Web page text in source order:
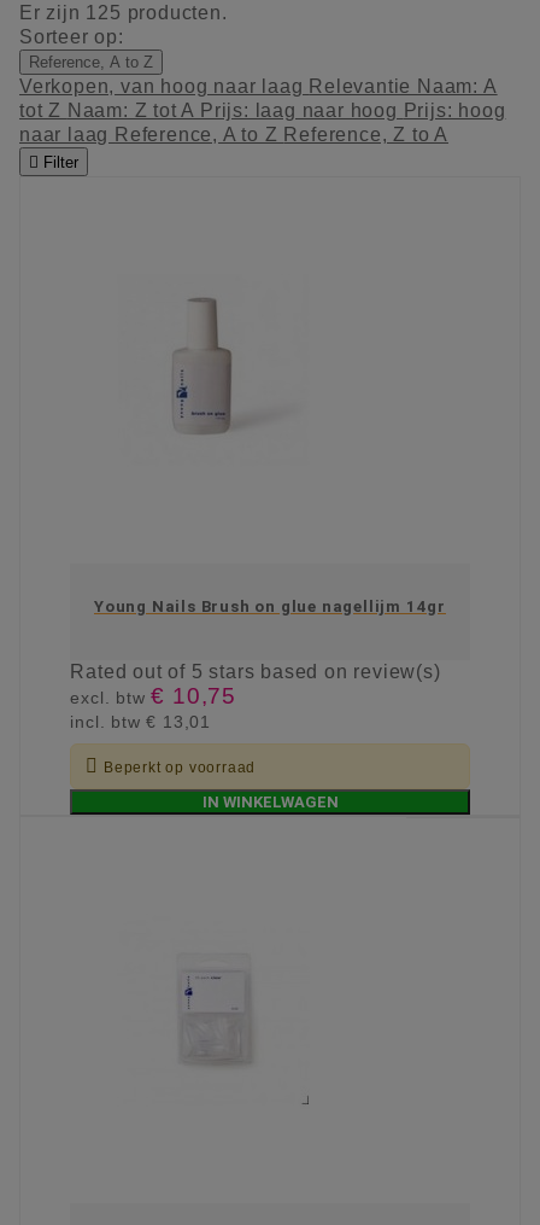
Er zijn 125 producten.
Sorteer op:
Reference, A to Z
Verkopen, van hoog naar laag Relevantie Naam: A
tot Z Naam: Z tot A Prijs: laag naar hoog Prijs: hoog
naar laag Reference, A to Z Reference, Z to A
 Filter
Young Nails Brush on glue nagellijm 14gr
Ratedout of 5 stars based on review(s)
excl. btw€ 10,75
incl. btw€ 13,01
 Beperkt op voorraad
IN WINKELWAGEN